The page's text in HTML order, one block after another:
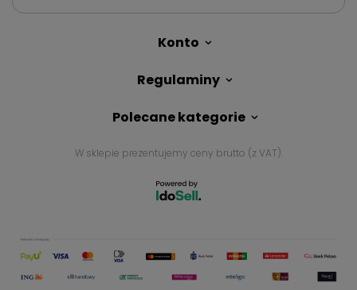
Konto
Regulaminy
Polecane kategorie
W sklepie prezentujemy ceny brutto (z VAT).